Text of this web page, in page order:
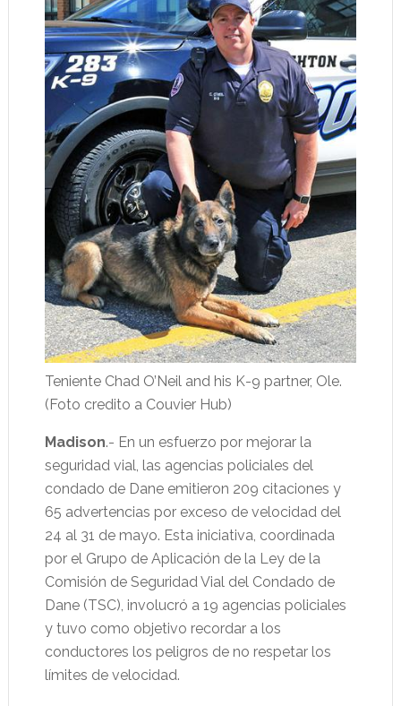
Teniente Chad O’Neil and his K-9 partner, Ole.
(Foto credito a Couvier Hub)
Madison.- En un esfuerzo por mejorar la
seguridad vial, las agencias policiales del
condado de Dane emitieron 209 citaciones y
65 advertencias por exceso de velocidad del
24 al 31 de mayo. Esta iniciativa, coordinada
por el Grupo de Aplicación de la Ley de la
Comisión de Seguridad Vial del Condado de
Dane (TSC), involucró a 19 agencias policiales
y tuvo como objetivo recordar a los
conductores los peligros de no respetar los
límites de velocidad.